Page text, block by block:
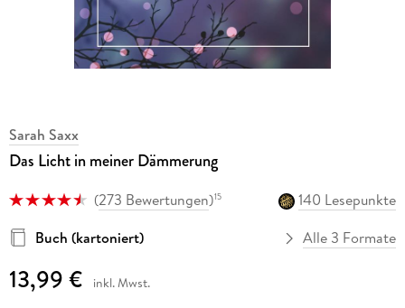
Sarah Saxx
Das Licht in meiner Dämmerung
(273 Bewertungen)15
140 Lesepunkte
Buch (kartoniert)
Alle 3 Formate
13,99 € inkl. Mwst.